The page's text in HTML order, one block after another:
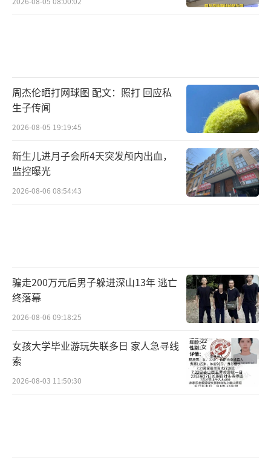
周杰伦晒打网球图 配文：照打 回应私
生子传闻
2026-08-05 19:19:45
新生儿进月子会所4天突发颅内出血，
监控曝光
2026-08-06 08:54:43
骗走200万元后男子躲进深山13年 逃亡
终落幕
2026-08-06 09:18:25
女孩大学毕业游玩失联多日 家人急寻线
索
2026-08-03 11:50:30